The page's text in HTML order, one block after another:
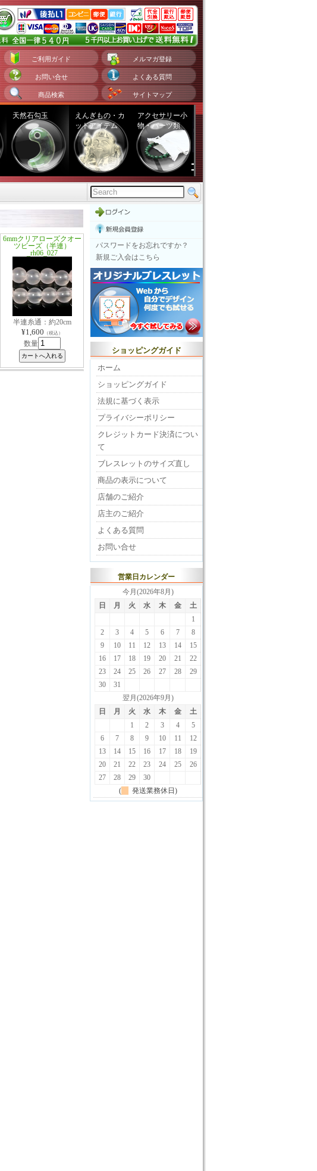
ご利用ガイド メルマガ登録
お問い合せ よくある質問
商品検索 サイトマップ
天然石勾玉
えんぎもの・カ
ットアイテム
アクセサリー小
物・パーツ類
6mmクリアローズクオー
ツビーズ（半連）
_rh06_027
半連糸通：約20cm
¥1,600 （税込）
数量
パスワードをお忘れですか？
新規ご入会はこちら
ショッピングガイド
ホーム
ショッピングガイド
法規に基づく表示
プライバシーポリシー
クレジットカード決済につい
て
ブレスレットのサイズ直し
商品の表示について
店舗のご紹介
店主のご紹介
よくある質問
お問い合せ
営業日カレンダー
今月(2026年8月)
日
月 火 水 木 金
土
1
2
3 4 5 6 7
8
9
10 11 12 13 14
15
16
17 18 19 20 21
22
23
24 25 26 27 28
29
30
31
翌月(2026年9月)
日
月 火 水 木 金
土
1
2 3 4
5
6
7 8 9 10 11
12
13
14 15 16 17 18
19
20
21 22 23 24 25
26
27
28 29
30
(
発送業務休日)